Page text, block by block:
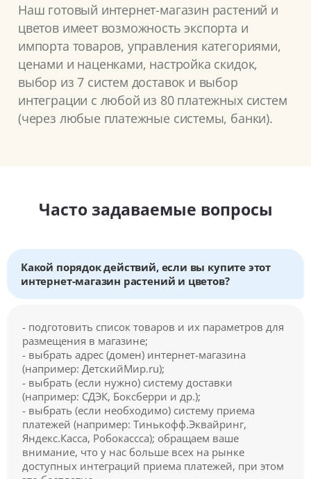
Наш готовый интернет-магазин растений и
цветов имеет возможность экспорта и
импорта товаров, управления категориями,
ценами и наценками, настройка скидок,
выбор из 7 систем доставок и выбор
интеграции с любой из 80 платежных систем
(через любые платежные системы, банки).
Часто задаваемые вопросы
Какой порядок действий, если вы купите этот
интернет-магазин растений и цветов?
- подготовить список товаров и их параметров для
размещения в магазине;
- выбрать адрес (домен) интернет-магазина
(например: ДетскийМир.ru);
- выбрать (если нужно) систему доставки
(например: СДЭК, Боксберри и др.);
- выбрать (если необходимо) систему приема
платежей (например: Тинькофф.Эквайринг,
Яндекс.Касса, Робокассса); обращаем ваше
внимание, что у нас больше всех на рынке
доступных интеграций приема платежей, при этом